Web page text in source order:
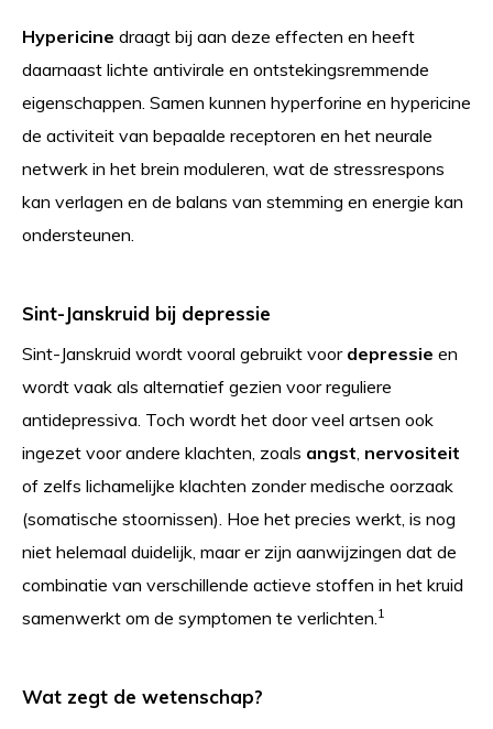
Hypericine draagt bij aan deze effecten en heeft
daarnaast lichte antivirale en ontstekingsremmende
eigenschappen. Samen kunnen hyperforine en hypericine
de activiteit van bepaalde receptoren en het neurale
netwerk in het brein moduleren, wat de stressrespons
kan verlagen en de balans van stemming en energie kan
ondersteunen.
Sint-Janskruid bij depressie
Sint-Janskruid wordt vooral gebruikt voor depressie en
wordt vaak als alternatief gezien voor reguliere
antidepressiva. Toch wordt het door veel artsen ook
ingezet voor andere klachten, zoals angst, nervositeit
of zelfs lichamelijke klachten zonder medische oorzaak
(somatische stoornissen). Hoe het precies werkt, is nog
niet helemaal duidelijk, maar er zijn aanwijzingen dat de
combinatie van verschillende actieve stoffen in het kruid
samenwerkt om de symptomen te verlichten.1
Wat zegt de wetenschap?